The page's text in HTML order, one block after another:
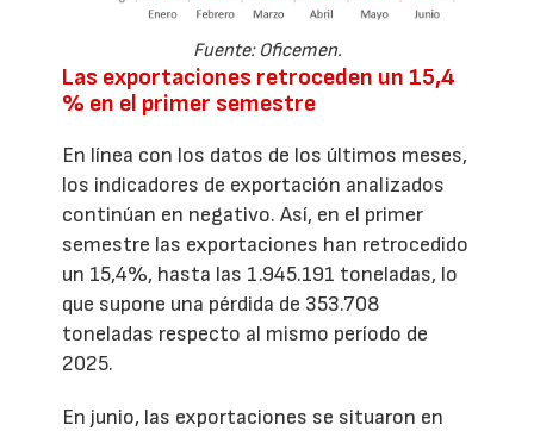
Fuente: Oficemen.
Las exportaciones retroceden un 15,4
% en el primer semestre
En línea con los datos de los últimos meses,
los indicadores de exportación analizados
continúan en negativo. Así, en el primer
semestre las exportaciones han retrocedido
un 15,4%, hasta las 1.945.191 toneladas, lo
que supone una pérdida de 353.708
toneladas respecto al mismo período de
2025.
En junio, las exportaciones se situaron en